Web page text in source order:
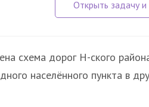
схема дорог Н-ского
населённого пункта в